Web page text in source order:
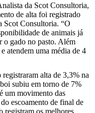
da Scot Consultoria,
de alta foi registrado
Scot Consultoria. “O
de animais já
o gado no pasto. Além
atendem uma média de 4
registraram alta de 3,3% na
subiu em torno de 7%
um movimento das
escoamento de final de
registram os melhores